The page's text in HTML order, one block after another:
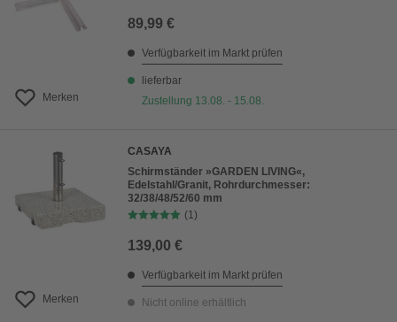
Merken
89,99 €
Verfügbarkeit im Markt prüfen
lieferbar
Zustellung 13.08. - 15.08.
Merken
CASAYA
Schirmständer »GARDEN LIVING«,
Edelstahl/Granit, Rohrdurchmesser:
32/38/48/52/60 mm
(1)
139,00 €
Verfügbarkeit im Markt prüfen
Nicht online erhältlich